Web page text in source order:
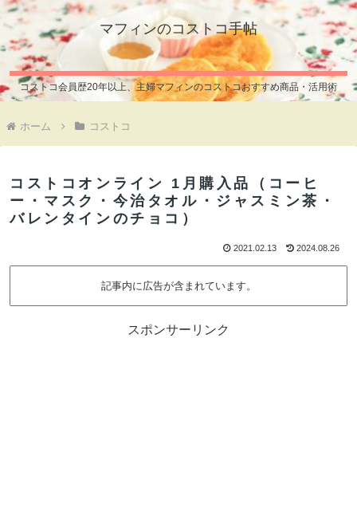
マフィンのコストコ手帖
コストコ会員歴20年以上、主婦マフィンのコストコおすすめ商品・活用術
ホーム コストコ
コストコオンライン 1月購入品（コーヒ
ー・マスク・今治タオル・ジャスミン茶・
バレンタインのチョコ）
2021.02.13 2024.08.26
記事内に広告が含まれています。
スポンサーリンク